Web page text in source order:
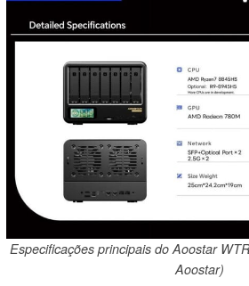
Especificações principais do Aoostar
Aoostar)